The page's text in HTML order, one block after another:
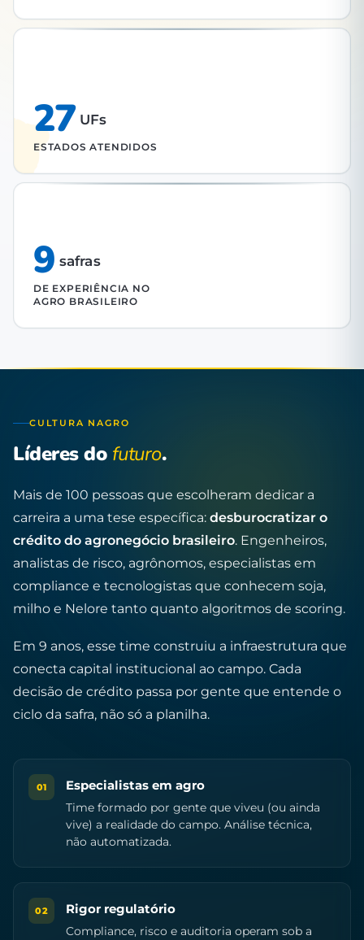
27 UFs
ESTADOS ATENDIDOS
9 safras
DE EXPERIÊNCIA NO
AGRO BRASILEIRO
CULTURA NAGRO
Líderes do futuro.
Mais de 100 pessoas que escolheram dedicar a
carreira a uma tese específica: desburocratizar o
crédito do agronegócio brasileiro. Engenheiros,
analistas de risco, agrônomos, especialistas em
compliance e tecnologistas que conhecem soja,
milho e Nelore tanto quanto algoritmos de scoring.
Em 9 anos, esse time construiu a infraestrutura que
conecta capital institucional ao campo. Cada
decisão de crédito passa por gente que entende o
ciclo da safra, não só a planilha.
01 Especialistas em agro
Time formado por gente que viveu (ou ainda
vive) a realidade do campo. Análise técnica,
não automatizada.
02 Rigor regulatório
Compliance, risco e auditoria operam sob a